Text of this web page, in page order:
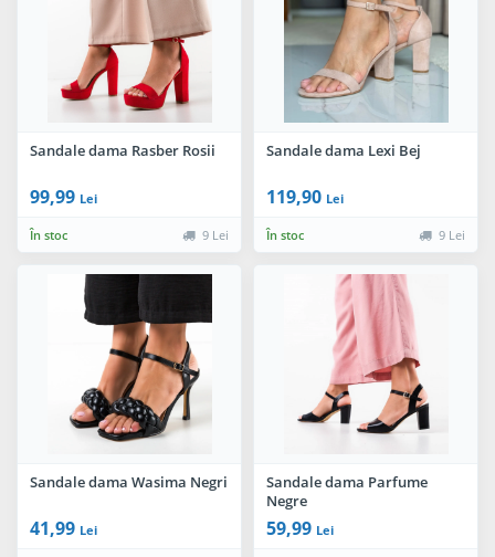
Sandale dama Rasber Rosii
99,99 Lei
În stoc 9 Lei
Sandale dama Lexi Bej
119,90 Lei
În stoc 9 Lei
Sandale dama Wasima Negri
41,99 Lei
Sandale dama Parfume
Negre
59,99 Lei